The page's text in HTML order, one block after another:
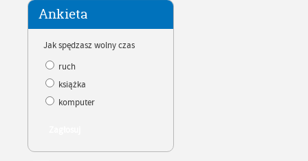
Ankieta
Jak spędzasz wolny czas
ruch
książka
komputer